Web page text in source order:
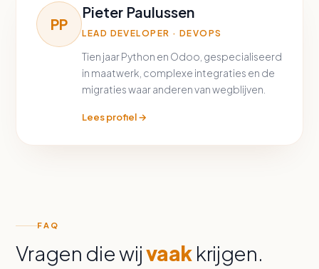
PP
Pieter Paulussen
LEAD DEVELOPER · DEVOPS
Tien jaar Python en Odoo, gespecialiseerd
in maatwerk, complexe integraties en de
migraties waar anderen van wegblijven.
Lees profiel →
FAQ
Vragen die wijvaak krijgen.